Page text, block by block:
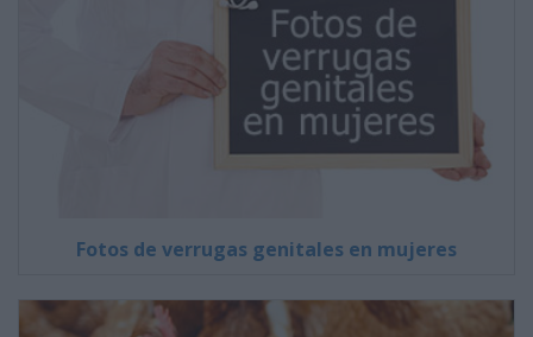
Fotos de verrugas genitales en mujeres